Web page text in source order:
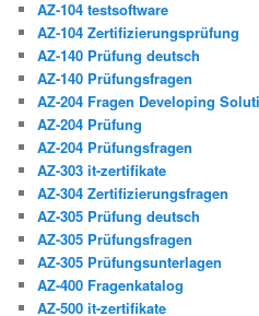
AZ-104 testsoftware
AZ-104 Zertifizierungsprüfung
AZ-140 Prüfung deutsch
AZ-140 Prüfungsfragen
AZ-204 Fragen Developing
AZ-204 Prüfung
AZ-204 Prüfungsfragen
AZ-303 it-zertifikate
AZ-304 Zertifizierungsfragen
AZ-305 Prüfung deutsch
AZ-305 Prüfungsfragen
AZ-305 Prüfungsunterlagen
AZ-400 Fragenkatalog
AZ-500 it-zertifikate